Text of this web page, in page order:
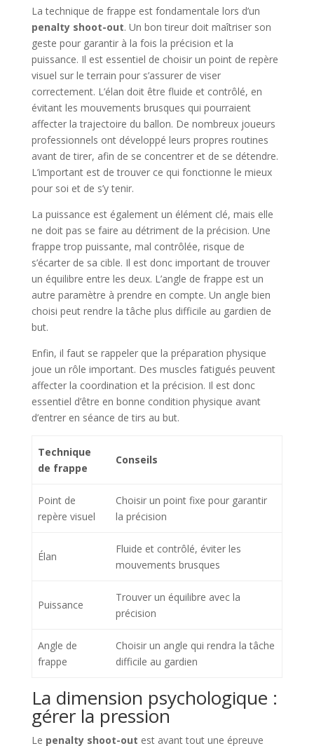
La technique de frappe est fondamentale lors d’un
penalty shoot-out. Un bon tireur doit maîtriser son
geste pour garantir à la fois la précision et la
puissance. Il est essentiel de choisir un point de repère
visuel sur le terrain pour s’assurer de viser
correctement. L’élan doit être fluide et contrôlé, en
évitant les mouvements brusques qui pourraient
affecter la trajectoire du ballon. De nombreux joueurs
professionnels ont développé leurs propres routines
avant de tirer, afin de se concentrer et de se détendre.
L’important est de trouver ce qui fonctionne le mieux
pour soi et de s’y tenir.
La puissance est également un élément clé, mais elle
ne doit pas se faire au détriment de la précision. Une
frappe trop puissante, mal contrôlée, risque de
s’écarter de sa cible. Il est donc important de trouver
un équilibre entre les deux. L’angle de frappe est un
autre paramètre à prendre en compte. Un angle bien
choisi peut rendre la tâche plus difficile au gardien de
but.
Enfin, il faut se rappeler que la préparation physique
joue un rôle important. Des muscles fatigués peuvent
affecter la coordination et la précision. Il est donc
essentiel d’être en bonne condition physique avant
d’entrer en séance de tirs au but.
Technique
de frappe
Conseils
Point de
repère visuel
Choisir un point fixe pour garantir
la précision
Élan
Fluide et contrôlé, éviter les
mouvements brusques
Puissance
Trouver un équilibre avec la
précision
Angle de
frappe
Choisir un angle qui rendra la tâche
difficile au gardien
La dimension psychologique :
gérer la pression
Le penalty shoot-out est avant tout une épreuve